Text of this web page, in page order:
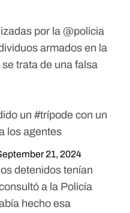
por la @policia
armados en la
trata de una falsa
un #trípode con un
los agentes
21, 2024
detenidos tenían
a la Policía
hecho esa